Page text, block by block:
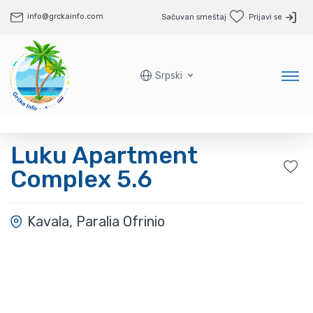
info@grckainfo.com Sačuvan smeštaj Prijavi se
Srpski
Luku Apartment
Complex 5.6
Kavala, Paralia Ofrinio